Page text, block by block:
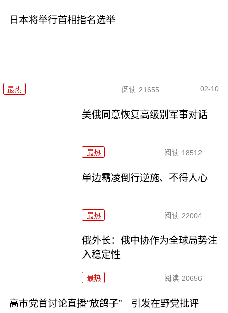
日本将举行首相指名选举
最热 阅读 21655 02-10
美俄同意恢复高级别军事对话
最热 阅读 18512
单边霸凌倒行逆施、不得人心
最热 阅读 22004
俄外长：俄中协作为全球局势注
入稳定性
最热 阅读 20656
高市党首讨论直播“放鸽子” 引发在野党批评